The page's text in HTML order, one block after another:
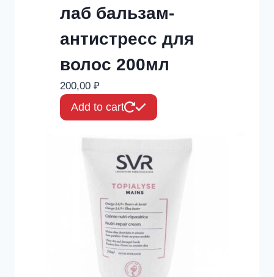
лаб бальзам-
антистресс для
волос 200мл
200,00 ₽
Add to cart